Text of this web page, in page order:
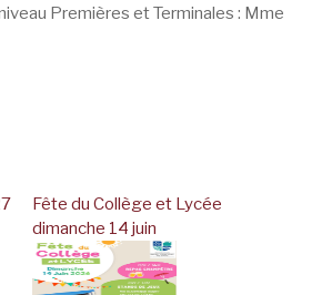
Premières et Terminales : Mme
Fête du Collège et Lycée
dimanche 14 juin